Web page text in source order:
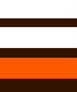
dans les lieux